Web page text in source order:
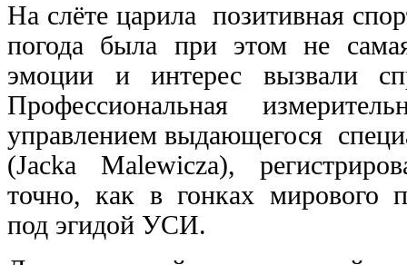
На слёте царила позитивная
погода была при этом не
эмоции и интерес вызвали
Профессиональная
управлением выдающегося
(Jacka Malewicza),
точно, как в гонках мирового
под эгидой УСИ.